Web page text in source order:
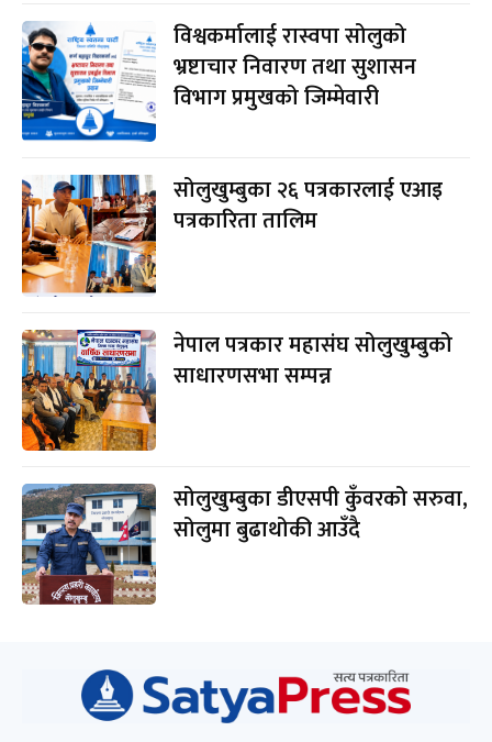
विश्वकर्मालाई रास्वपा सोलुको
भ्रष्टाचार निवारण तथा सुशासन
विभाग प्रमुखको जिम्मेवारी
सोलुखुम्बुका २६ पत्रकारलाई एआइ
पत्रकारिता तालिम
नेपाल पत्रकार महासंघ सोलुखुम्बुको
साधारणसभा सम्पन्न
सोलुखुम्बुका डीएसपी कुँवरको सरुवा,
सोलुमा बुढाथोकी आउँदै